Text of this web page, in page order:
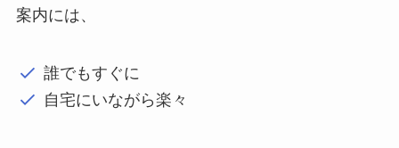
案内には、
誰でもすぐに
自宅にいながら楽々